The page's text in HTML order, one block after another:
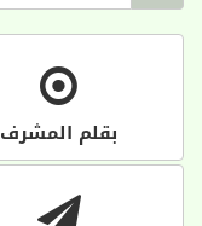
بقلم المشرف